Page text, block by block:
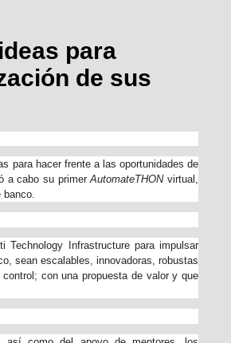
para
de sus
para hacer frente a las oportunidades de
a cabo su primerAutomateTHONvirtual,
Infrastructure para impulsar
sean escalables, innovadoras, robustas
con una propuesta de valor y que